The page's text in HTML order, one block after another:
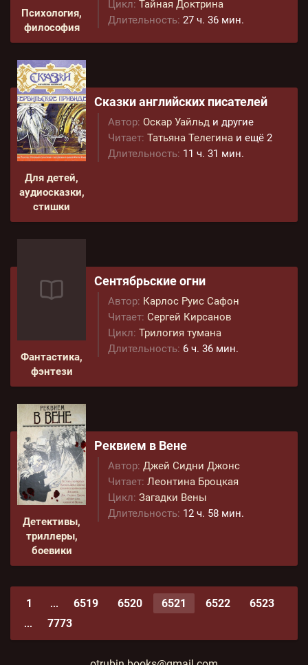
Психология,
философия
Цикл: Тайная Доктрина
Длительность: 27 ч. 36 мин.
Для детей,
аудиосказки,
стишки
Сказки английских писателей
Автор: Оскар Уайльд и другие
Читает: Татьяна Телегина и ещё 2
Длительность: 11 ч. 31 мин.
Фантастика,
фэнтези
Сентябрьские огни
Автор: Карлос Руис Сафон
Читает: Сергей Кирсанов
Цикл: Трилогия тумана
Длительность: 6 ч. 36 мин.
Детективы,
триллеры,
боевики
Реквием в Вене
Автор: Джей Сидни Джонс
Читает: Леонтина Броцкая
Цикл: Загадки Вены
Длительность: 12 ч. 58 мин.
1 ... 6519 6520 6521 6522 6523
... 7773